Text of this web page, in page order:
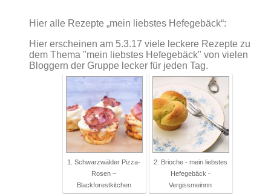
Hier alle Rezepte „mein liebstes Hefegebäck“:
Hier erscheinen am 5.3.17 viele leckere Rezepte zu
dem Thema "mein liebstes Hefegebäck" von vielen
Bloggern der Gruppe lecker für jeden Tag.
1. Schwarzwälder Pizza-
Rosen –
Blackforestkitchen
2. Brioche - mein liebstes
Hefegebäck -
Vergissmeinnn